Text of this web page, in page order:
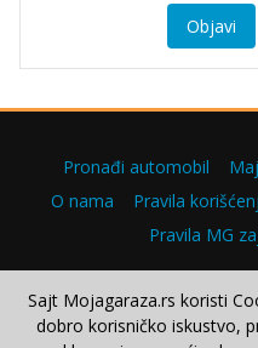
Objavi
Pronađi automobil
O nama
Pravila
Pravila MG
Copyright
Sajt Mojagaraza.rs koristi
dobro korisničko iskustvo,